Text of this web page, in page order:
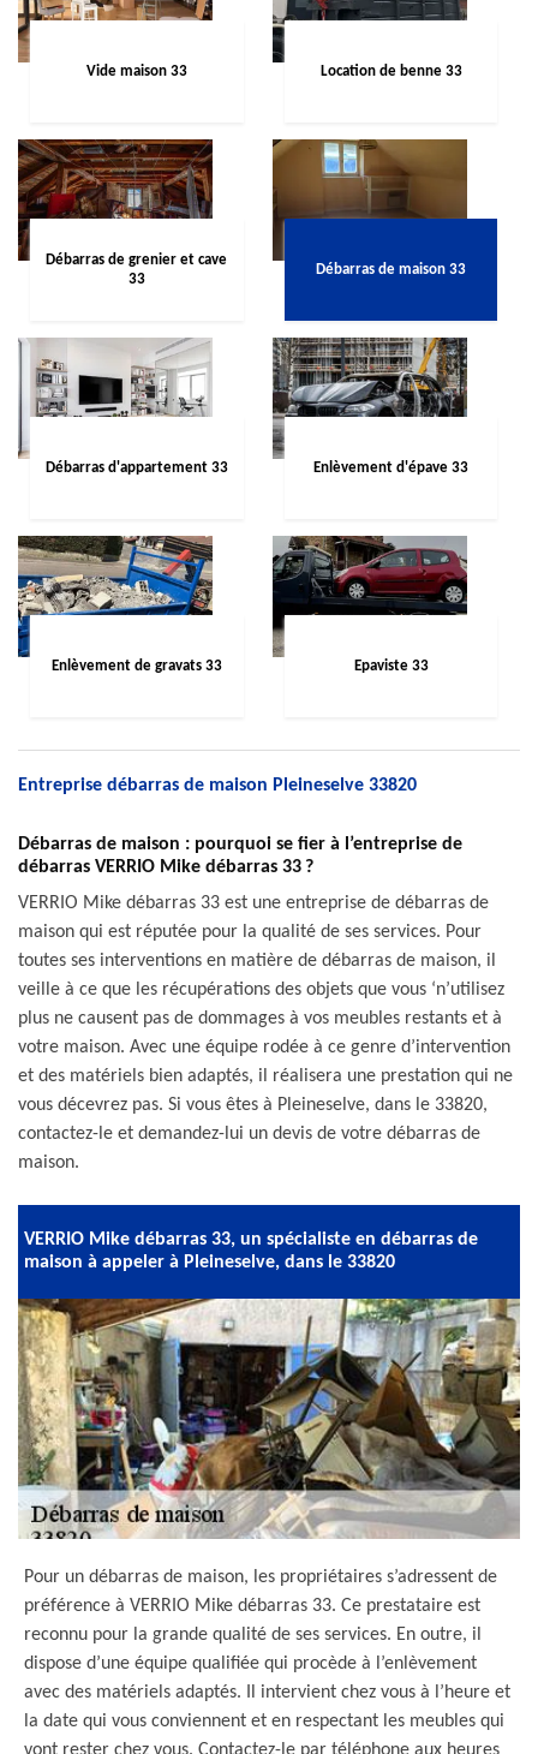
Vide maison 33 Location de benne 33
Débarras de grenier et cave
33
Débarras de maison 33
Débarras d'appartement 33 Enlèvement d'épave 33
Enlèvement de gravats 33 Epaviste 33
Entreprise débarras de maison Pleineselve 33820
Débarras de maison : pourquoi se fier à l’entreprise de
débarras VERRIO Mike débarras 33 ?
VERRIO Mike débarras 33 est une entreprise de débarras de
maison qui est réputée pour la qualité de ses services. Pour
toutes ses interventions en matière de débarras de maison, il
veille à ce que les récupérations des objets que vous ‘n’utilisez
plus ne causent pas de dommages à vos meubles restants et à
votre maison. Avec une équipe rodée à ce genre d’intervention
et des matériels bien adaptés, il réalisera une prestation qui ne
vous décevrez pas. Si vous êtes à Pleineselve, dans le 33820,
contactez-le et demandez-lui un devis de votre débarras de
maison.
VERRIO Mike débarras 33, un spécialiste en débarras de
maison à appeler à Pleineselve, dans le 33820
Pour un débarras de maison, les propriétaires s’adressent de
préférence à VERRIO Mike débarras 33. Ce prestataire est
reconnu pour la grande qualité de ses services. En outre, il
dispose d’une équipe qualifiée qui procède à l’enlèvement
avec des matériels adaptés. Il intervient chez vous à l’heure et
la date qui vous conviennent et en respectant les meubles qui